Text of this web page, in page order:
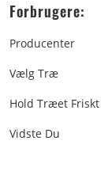
Forbrugere:
Producenter
Vælg Træ
Hold Træet Friskt
Vidste Du